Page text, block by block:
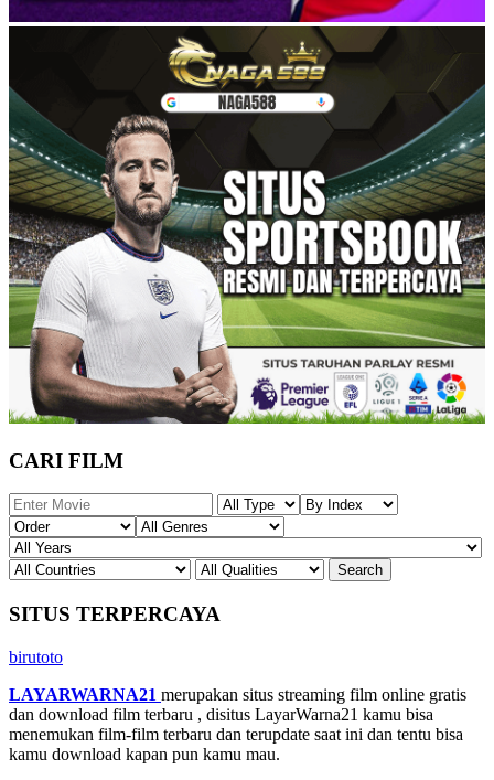
CARI FILM
SITUS TERPERCAYA
birutoto
LAYARWARNA21 merupakan situs streaming film online gratis
dan download film terbaru , disitus LayarWarna21 kamu bisa
menemukan film-film terbaru dan terupdate saat ini dan tentu bisa
kamu download kapan pun kamu mau.